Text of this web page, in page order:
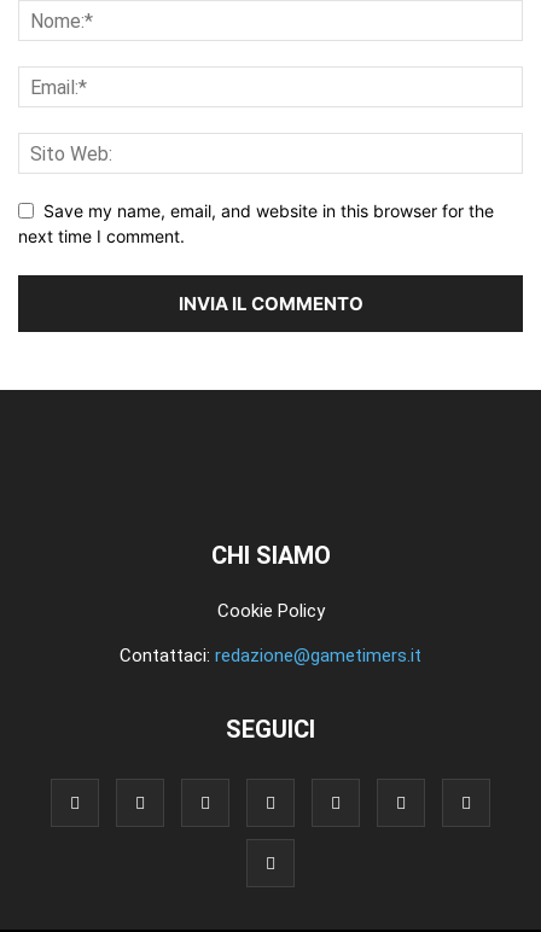
Save my name, email, and website in this browser for the
next time I comment.
CHI SIAMO
Cookie Policy
Contattaci: redazione@gametimers.it
SEGUICI